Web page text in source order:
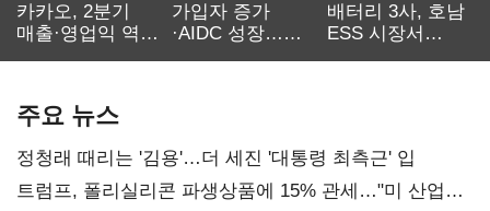
카카오, 2분기
매출·영업익 역대
가입자 증가
·AIDC 성장…
배터리 3사, 호남
ESS 시장서
주요 뉴스
정청래 때리는 '김용'…더 세진 '대통령 최측근' 입
트럼프, 폴리실리콘 파생상품에 15% 관세…"미 산업